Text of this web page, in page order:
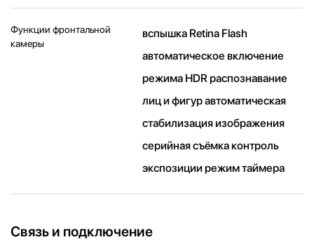
Функции фронтальной
камеры
вспышка Retina Flash
автоматическое включение
режима HDR распознавание
лиц и фигур автоматическая
стабилизация изображения
серийная съëмка контроль
экспозиции режим таймера
Связь и подключение